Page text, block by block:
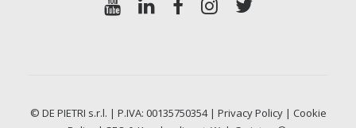
© DE PIETRI s.r.l. | P.IVA: 00135750354 | Privacy Policy| Cookie